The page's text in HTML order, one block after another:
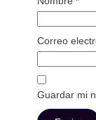
Correo
Guardar mi